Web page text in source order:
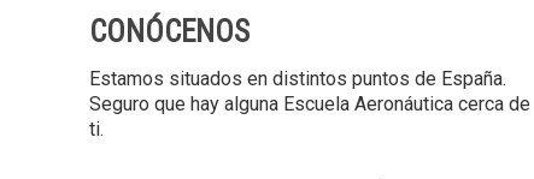
CONÓCENOS
Estamos situados en distintos puntos de España.
Seguro que hay alguna Escuela Aeronáutica cerca de
ti.